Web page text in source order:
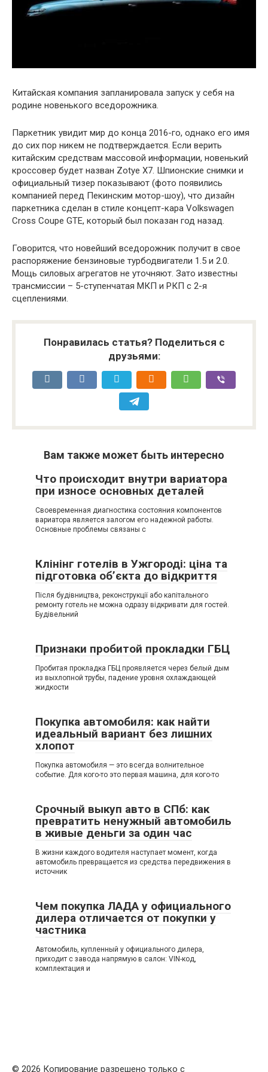
Китайская компания запланировала запуск у себя на
родине новенького вседорожника.
Паркетник увидит мир до конца 2016-го, однако его имя
до сих пор никем не подтверждается. Если верить
китайским средствам массовой информации, новенький
кроссовер будет назван Zotye X7. Шпионские снимки и
официальный тизер показывают (фото появились
компанией перед Пекинским мотор-шоу), что дизайн
паркетника сделан в стиле концепт-кара Volkswagen
Cross Coupe GTE, который был показан год назад.
Говорится, что новейший вседорожник получит в свое
распоряжение бензиновые турбодвигатели 1.5 и 2.0.
Мощь силовых агрегатов не уточняют. Зато известны
трансмиссии – 5-ступенчатая МКП и РКП с 2-я
сцеплениями.
Понравилась статья? Поделиться с
друзьями:
Вам также может быть интересно
Что происходит внутри вариатора
при износе основных деталей
Своевременная диагностика состояния компонентов
вариатора является залогом его надежной работы.
Основные проблемы связаны с
Клінінг готелів в Ужгороді: ціна та
підготовка об’єкта до відкриття
Після будівництва, реконструкції або капітального
ремонту готель не можна одразу відкривати для гостей.
Будівельний
Признаки пробитой прокладки ГБЦ
Пробитая прокладка ГБЦ проявляется через белый дым
из выхлопной трубы, падение уровня охлаждающей
жидкости
Покупка автомобиля: как найти
идеальный вариант без лишних
хлопот
Покупка автомобиля — это всегда волнительное
событие. Для кого-то это первая машина, для кого-то
Срочный выкуп авто в СПб: как
превратить ненужный автомобиль
в живые деньги за один час
В жизни каждого водителя наступает момент, когда
автомобиль превращается из средства передвижения в
источник
Чем покупка ЛАДА у официального
дилера отличается от покупки у
частника
Автомобиль, купленный у официального дилера,
приходит с завода напрямую в салон: VIN-код,
комплектация и
© 2026 Копирование разрешено только с